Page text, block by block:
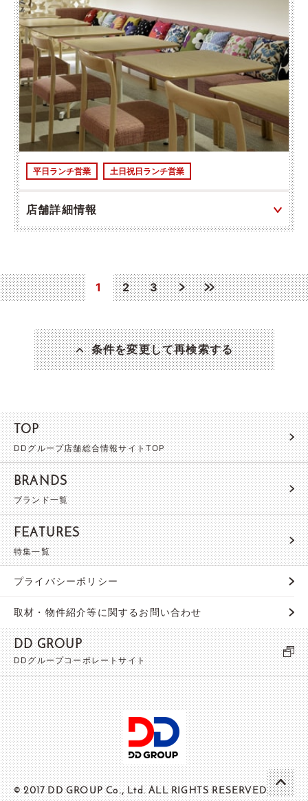
平日ランチ営業 土日祝日ランチ営業
店舗詳細情報
1 2 3
条件を変更して再検索する
TOP
DDグループ店舗総合情報サイトTOP
BRANDS
ブランド一覧
FEATURES
特集一覧
プライバシーポリシー
取材・物件紹介等に関するお問い合わせ
DD GROUP
DDグループコーポレートサイト
© 2017 DD GROUP Co., Ltd. ALL RIGHTS RESERVED.